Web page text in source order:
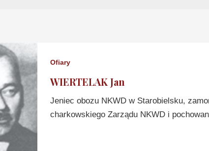
Ofiary
WIERTELAK Jan
Jeniec obozu NKWD w Starobielsku,
charkowskiego Zarządu NKWD i